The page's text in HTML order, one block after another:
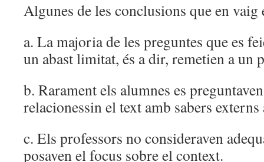
Algunes de les conclusions que en vaig
a. La majoria de les preguntes que es
un abast limitat, és a dir, remetien a un
b. Rarament els alumnes es
relacionessin el text amb sabers
c. Els professors no consideraven
posaven el focus sobre el context.